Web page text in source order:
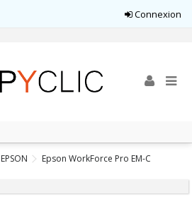
Connexion
EPSON Epson WorkForce Pro EM-C